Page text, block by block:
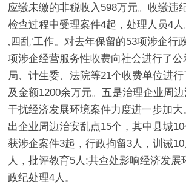
应缴未缴的非税收入598万元。收缴违
检查过程中受理案件4起，处理人员4
‚四乱‛工作。对去年保留的53项涉企行
项涉企经营服务性收费向社会进行了公
局、计生委、法院等21个收费单位进
及金额1200余万元。五是治理企业周
干扰经济发展环境案件力度进一步加
出企业周边治安乱点15个，其中县城
获涉企案件3起，行政拘留3人，训诫
人，批评教育5人;共查处影响经济发展
政纪处理4人。